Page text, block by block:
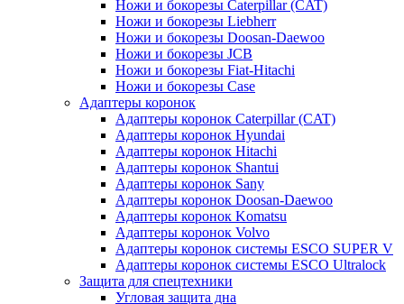
Ножи и бокорезы Caterpillar (CAT)
Ножи и бокорезы Liebherr
Ножи и бокорезы Doosan-Daewoo
Ножи и бокорезы JCB
Ножи и бокорезы Fiat-Hitachi
Ножи и бокорезы Case
Адаптеры коронок
Адаптеры коронок Caterpillar (CAT)
Адаптеры коронок Hyundai
Адаптеры коронок Hitachi
Адаптеры коронок Shantui
Адаптеры коронок Sany
Адаптеры коронок Doosan-Daewoo
Адаптеры коронок Komatsu
Адаптеры коронок Volvo
Адаптеры коронок системы ESCO SUPER V
Адаптеры коронок системы ESCO Ultralock
Защита для спецтехники
Угловая защита дна